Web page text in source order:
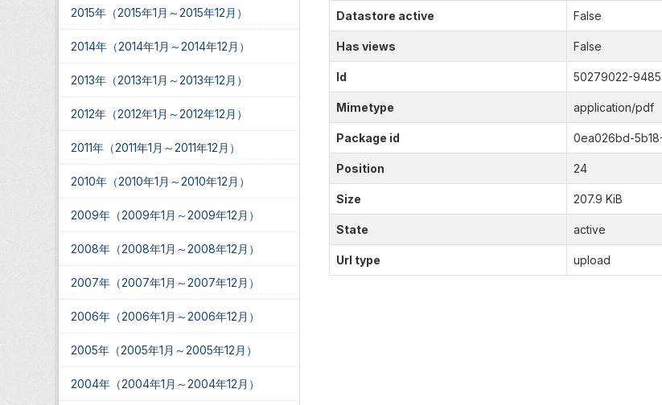
2015年（2015年1月～2015年12月）
2014年（2014年1月～2014年12月）
2013年（2013年1月～2013年12月）
2012年（2012年1月～2012年12月）
2011年（2011年1月～2011年12月）
2010年（2010年1月～2010年12月）
2009年（2009年1月～2009年12月）
2008年（2008年1月～2008年12月）
2007年（2007年1月～2007年12月）
2006年（2006年1月～2006年12月）
2005年（2005年1月～2005年12月）
2004年（2004年1月～2004年12月）
Datastore active False
Has views False
Id 50279022-
Mimetype application/pdf
Package id 0ea026bd-
Position 24
Size 207.9 KiB
State active
Url type upload